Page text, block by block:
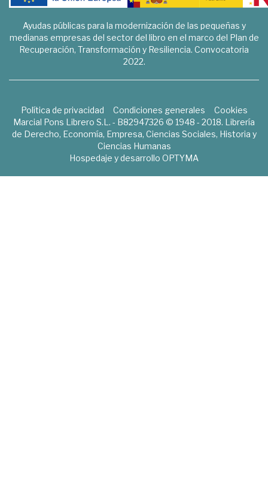
Ayudas públicas para la modernización de las pequeñas y
medianas empresas del sector del libro en el marco del Plan de
Recuperación, Transformación y Resiliencia. Convocatoria
2022.
Política de privacidad Condiciones generales
Cookies
Marcial Pons Librero S.L. - B82947326 © 1948 - 2018. Librería
de Derecho, Economía, Empresa, Ciencias Sociales, Historia y
Ciencias Humanas
Hospedaje y desarrollo OPTYMA